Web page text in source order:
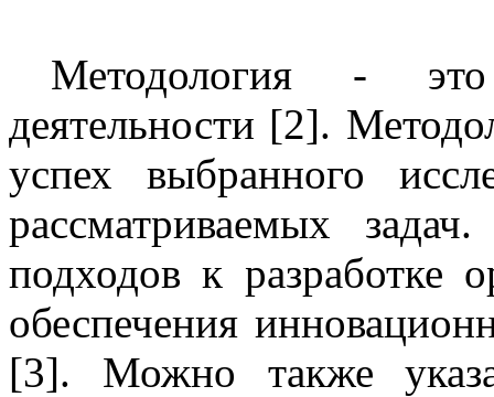
Методология -
деятельности [2].
успех выбранного
рассматриваемых
подходов к разработке
обеспечения
[3]. Можно также